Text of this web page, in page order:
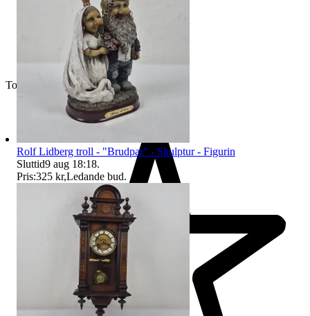
Toppsäljare
Rolf Lidberg troll - "Brudpar" - Skulptur - Figurin
Sluttid9 aug 18:18.
Pris:325 kr,Ledande bud.